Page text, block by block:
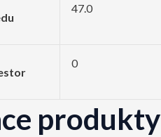
47.0
0
produkty